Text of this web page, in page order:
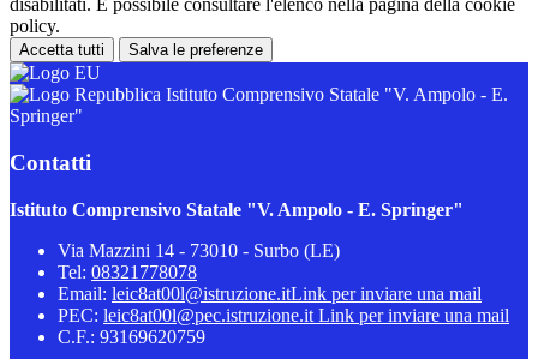
disabilitati. È possibile consultare l'elenco nella pagina della cookie
policy.
Accetta tutti Salva le preferenze
Istituto Comprensivo Statale "V. Ampolo - E.
Springer"
Contatti
Istituto Comprensivo Statale "V. Ampolo - E. Springer"
Via Mazzini 14 - 73010 - Surbo (LE)
Tel: 08321778078
Email: leic8at00l@istruzione.itLink per inviare una mail
PEC: leic8at00l@pec.istruzione.it Link per inviare una mail
C.F.: 93169620759